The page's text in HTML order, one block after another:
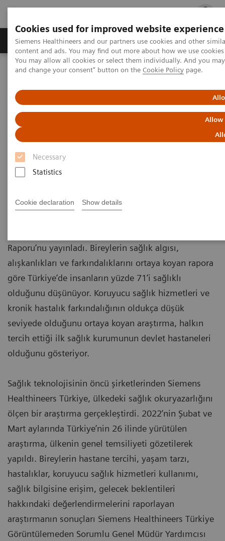
Cookies used for improved website experience
Siemens Healthineers and our partners use cookies and other
content and ads. You may find out more about how we use
You may allow all cookies or select them individually. And you
and change your consent" button on the Cookie Policy page.
Allow
Necessary
Statistics
Cookie declaration Show details
Ürün ve Hizmetler Öne Çıkanlar Sağlık
Siemens Healthineers Türkiye Basın
Basın Bültenleri
Halkın Yüzde 71’i Sağlıklı
Olduğunu Düşünüyor
Siemens Healthineers Türkiye, ülkedeki sağlık
Raporu’nu yayınladı. Bireylerin sağlık algısı,
alışkanlıkları ve farkındalıklarını ortaya koyan rapora
göre Türkiye’de insanların yüzde 71’i sağlıklı
olduğunu düşünüyor. Koruyucu sağlık hizmetleri ve
kronik hastalık farkındalığının oldukça düşük
seviyede olduğunu ortaya koyan araştırma, halkın
tercih ettiği ilk sağlık kurumunun devlet hastaneleri
olduğunu gösteriyor.
Sağlık teknolojisinin öncü şirketlerinden Siemens
Healthineers Türkiye, ülkedeki sağlık okuryazarlığını
ölçen bir araştırma gerçekleştirdi. 2022’nin Şubat ve
Mart aylarında Türkiye’nin 26 ilinde yürütülen
araştırma, ülkenin genel temsiliyeti gözetilerek
yapıldı. Bireylerin hastane tercihi, yaşam tarzı,
hastalıklar, koruyucu sağlık hizmetleri kullanımı,
sağlık bilgisine erişim, gelecek beklentileri
hakkındaki değerlendirmelerini raporlayan
araştırmanın sonuçları Siemens Healthineers Türkiye
Görüntülemeden Sorumlu Genel Müdür Yardımcısı